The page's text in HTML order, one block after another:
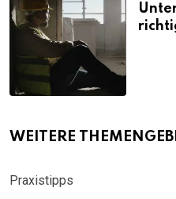
WEITERE
Praxistipps